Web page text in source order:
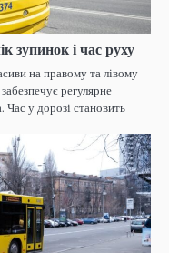
зупинок і час руху
на правому та лівому
регулярне
Час у дорозі становить